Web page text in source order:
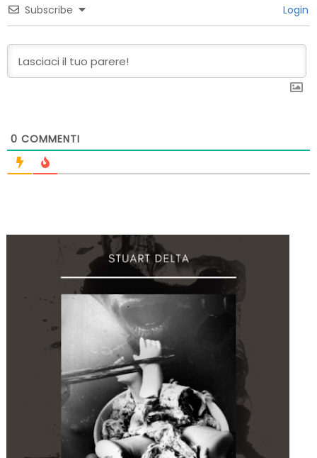
Subscribe Login
0 COMMENTI